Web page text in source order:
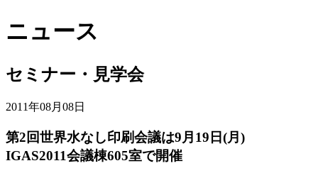
ニュース
セミナー・見学会
2011年08月08日
第2回世界水なし印刷会議は9月19日(月)
IGAS2011会議棟605室で開催